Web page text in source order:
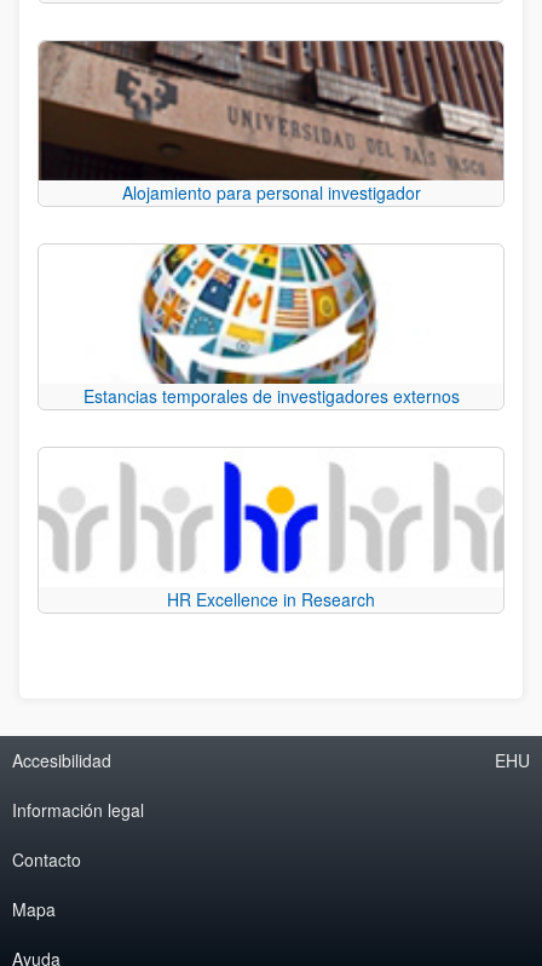
Alojamiento para personal investigador
Estancias temporales de investigadores externos
HR Excellence in Research
Accesibilidad
Información legal
Contacto
Mapa
Ayuda
EHU